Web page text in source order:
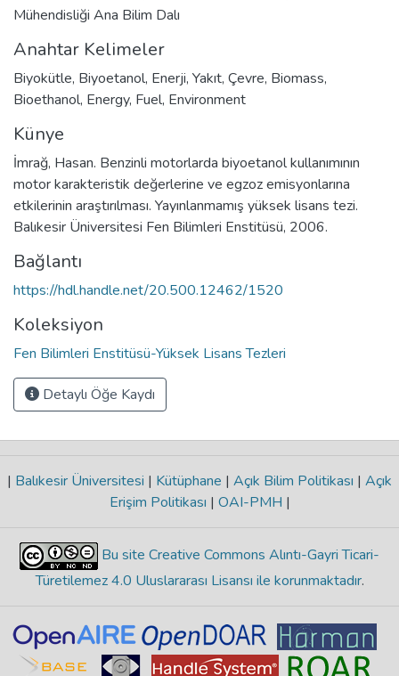
Mühendisliği Ana Bilim Dalı
Anahtar Kelimeler
Biyokütle, Biyoetanol, Enerji, Yakıt, Çevre, Biomass,
Bioethanol, Energy, Fuel, Environment
Künye
İmrağ, Hasan. Benzinli motorlarda biyoetanol kullanımının
motor karakteristik değerlerine ve egzoz emisyonlarına
etkilerinin araştırılması. Yayınlanmamış yüksek lisans tezi.
Balıkesir Üniversitesi Fen Bilimleri Enstitüsü, 2006.
Bağlantı
https://hdl.handle.net/20.500.12462/1520
Koleksiyon
Fen Bilimleri Enstitüsü-Yüksek Lisans Tezleri
Detaylı Öğe Kaydı
| Balıkesir Üniversitesi | Kütüphane | Açık Bilim Politikası | Açık
Erişim Politikası | OAI-PMH |
Bu site Creative Commons Alıntı-Gayri Ticari-
Türetilemez 4.0 Uluslararası Lisansı ile korunmaktadır.